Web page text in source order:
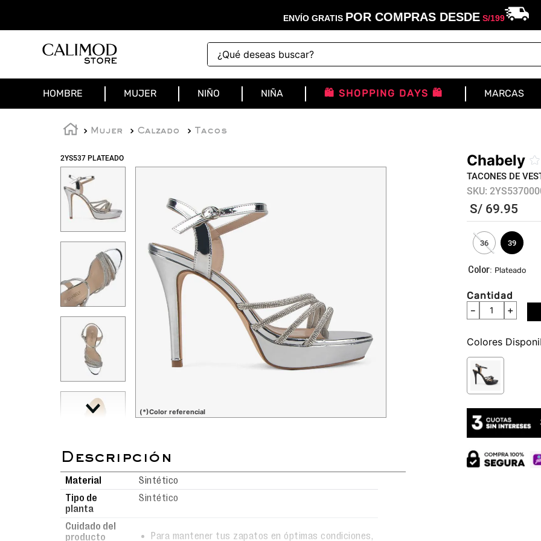
ENVÍO GRATIS POR COMPRAS DESDES/199
¿Qué deseas buscar?
HOMBRE MUJER NIÑO NIÑA 🛍️ SHOPPING DAYS 🛍️ MARCAS
Mujer Calzado Tacos
2YS537 PLATEADO
(*)Color referencial
Material
Sintético
Tipo de
planta
Sintético
Cuidado del
producto
Para mantener tus zapatos en óptimas condiciones,
Chabely ☆
TACONES DE
SKU:
S/ 69.95
36 39
: Plateado
Cantidad
＋
－
Colores